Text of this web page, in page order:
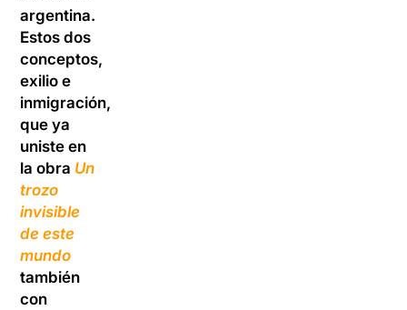
argentina.
Estos dos
conceptos,
exilio e
inmigración,
que ya
uniste en
la obra Un
trozo
invisible
de este
mundo
también
con